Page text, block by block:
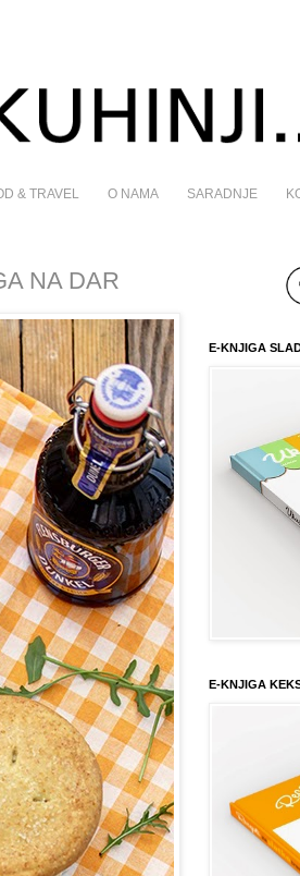
& TRAVEL O NAMA SARADNJE
NA DAR
E-KNJIGA
E-KNJIGA